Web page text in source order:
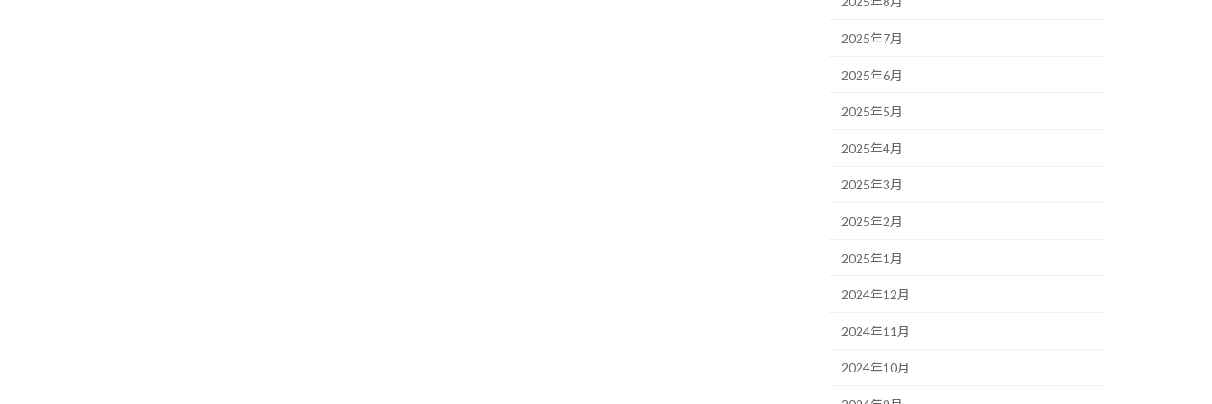
2025年7月
2025年6月
2025年5月
2025年4月
2025年3月
2025年2月
2025年1月
2024年12月
2024年11月
2024年10月